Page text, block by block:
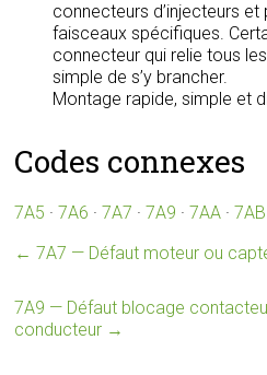
connecteurs d’injecteurs
faisceaux spécifiques.
connecteur qui relie tous
simple de s’y brancher.
Montage rapide, simple et
Codes connexes
7A5 ·7A6 ·7A7 ·7A9 ·7AA ·7AB
← 7A7 — Défaut moteur ou
7A9 — Défaut blocage
conducteur →